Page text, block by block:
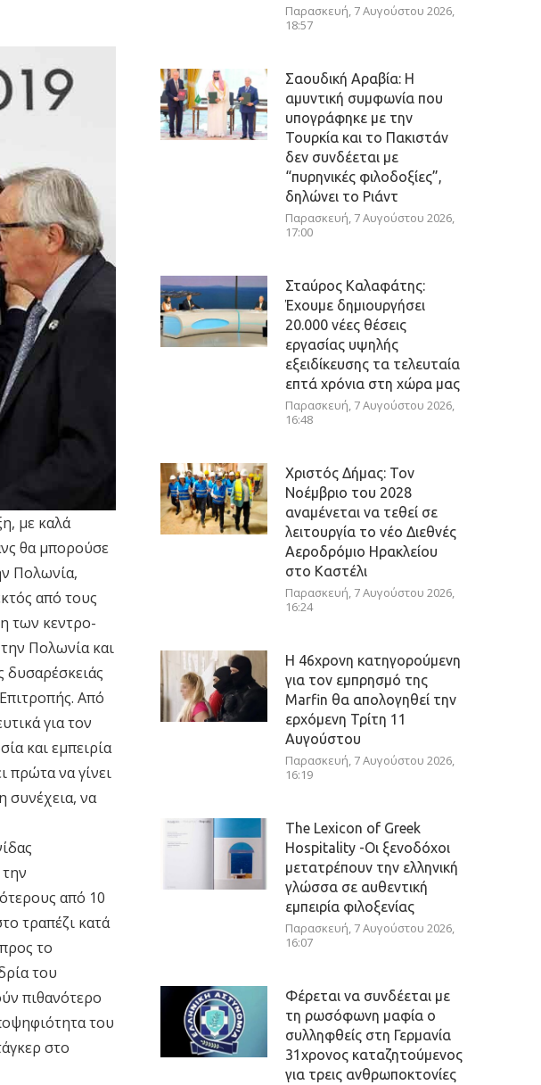
με καλά
θα μπορούσε
Πολωνία,
από τους
των κεντρο-
Πολωνία και
Από
για τον
και εμπειρία
πρώτα να γίνει
συνέχεια, να
από 10
τραπέζι κατά
το
του
πιθανότερο
του
στο
Παρασκευή, 7 Αυγούστου 2026,
18:57
Σαουδική Αραβία: Η
αμυντική συμφωνία που
υπογράφηκε με την
Τουρκία και το Πακιστάν
δεν συνδέεται με
“πυρηνικές φιλοδοξίες”,
δηλώνει το Ριάντ
Παρασκευή, 7 Αυγούστου 2026,
17:00
Σταύρος Καλαφάτης:
Έχουμε δημιουργήσει
20.000 νέες θέσεις
εργασίας υψηλής
εξειδίκευσης τα τελευταία
επτά χρόνια στη χώρα μας
Παρασκευή, 7 Αυγούστου 2026,
16:48
Χριστός Δήμας: Τον
Νοέμβριο του 2028
αναμένεται να τεθεί σε
λειτουργία το νέο Διεθνές
Αεροδρόμιο Ηρακλείου
στο Καστέλι
Παρασκευή, 7 Αυγούστου 2026,
16:24
Η 46χρονη κατηγορούμενη
για τον εμπρησμό της
Marfin θα απολογηθεί την
ερχόμενη Τρίτη 11
Αυγούστου
Παρασκευή, 7 Αυγούστου 2026,
16:19
The Lexicon of Greek
Hospitality -Οι ξενοδόχοι
μετατρέπουν την ελληνική
γλώσσα σε αυθεντική
εμπειρία φιλοξενίας
Παρασκευή, 7 Αυγούστου 2026,
16:07
Φέρεται να συνδέεται με
τη ρωσόφωνη μαφία ο
συλληφθείς στη Γερμανία
31χρονος καταζητούμενος
για τρεις ανθρωποκτονίες